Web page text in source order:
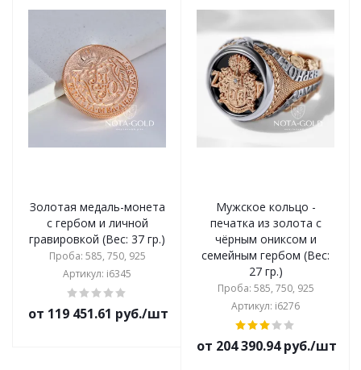
Золотая медаль-монета
с гербом и личной
гравировкой (Вес: 37 гр.)
Проба: 585, 750, 925
Артикул: i6345
от 119 451.61 руб./шт
Мужское кольцо -
печатка из золота с
чёрным ониксом и
семейным гербом (Вес:
27 гр.)
Проба: 585, 750, 925
Артикул: i6276
от 204 390.94 руб./шт